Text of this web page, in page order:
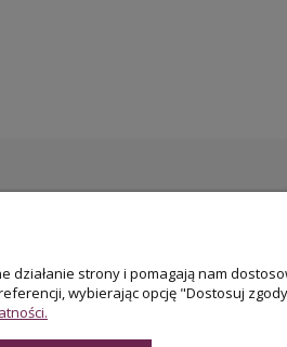
działanie strony i pomagają nam
wybierając opcję "Dostosuj